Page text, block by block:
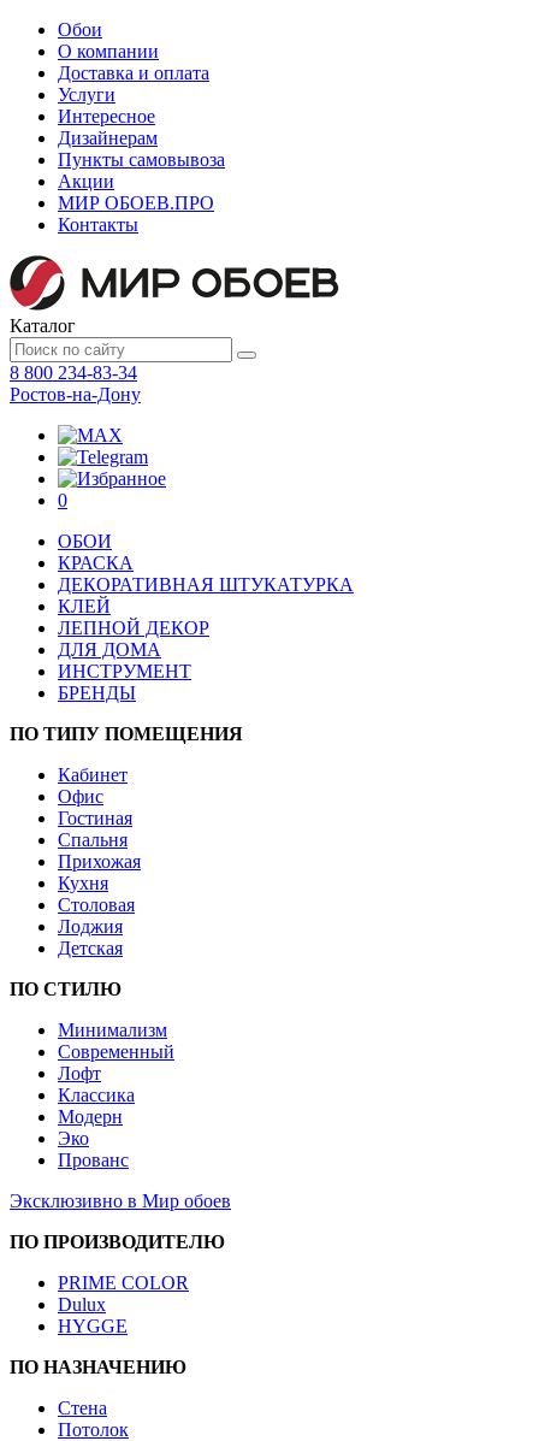
Обои
О компании
Доставка и оплата
Услуги
Интересное
Дизайнерам
Пункты самовывоза
Акции
МИР ОБОЕВ.ПРО
Контакты
Каталог
8 800 234-83-34
Ростов-на-Дону
0
ОБОИ
КРАСКА
ДЕКОРАТИВНАЯ ШТУКАТУРКА
КЛЕЙ
ЛЕПНОЙ ДЕКОР
ДЛЯ ДОМА
ИНСТРУМЕНТ
БРЕНДЫ
ПО ТИПУ ПОМЕЩЕНИЯ
Кабинет
Офис
Гостиная
Спальня
Прихожая
Кухня
Столовая
Лоджия
Детская
ПО СТИЛЮ
Минимализм
Современный
Лофт
Классика
Модерн
Эко
Прованс
Эксклюзивно в Мир обоев
ПО ПРОИЗВОДИТЕЛЮ
PRIME COLOR
Dulux
HYGGE
ПО НАЗНАЧЕНИЮ
Стена
Потолок